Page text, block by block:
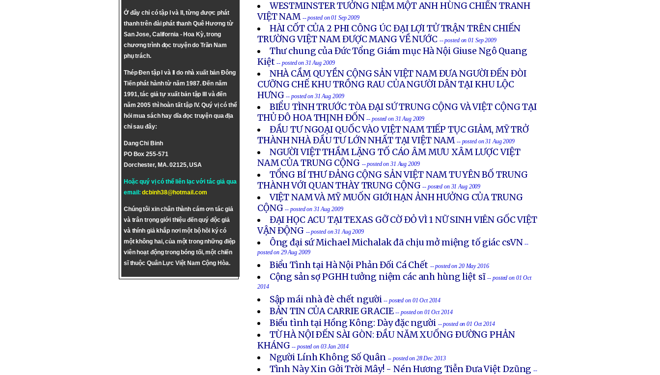
Ở đây chỉ có tập I và II, từng được phát
thanh trên đài phát thanh Quê Hương từ
San Jose, California - Hoa Kỳ, trong
chương trình đọc truyện do Trần Nam
phụ trách.
Thép Đen tập I và II do nhà xuất bản Đông
Tiến phát hành từ năm 1987. Đến năm
1991, tác giả tự xuất bản tập III và đến
năm 2005 thì hoàn tất tập IV. Quý vị có thể
hỏi mua sách hay dĩa đọc truyện qua địa
chỉ sau đây:
Dang Chi Binh
PO Box 255-571
Dorchester, MA. 02125, USA
Hoặc quý vị có thể liên lạc với tác giả qua
email:dcbinh38@hotmail.com
Chúng tôi xin chân thành cám ơn tác giả
và trân trọng giới thiệu đến quý độc giả
và thính giả khắp nơi một bộ hồi ký có
một không hai, của một trong những điệp
viên hoạt động trong bóng tối, một chiến
sĩ thuộc Quân Lực Việt Nam Cộng Hòa.
WESTMINSTER TƯỞNG NIỆM MỘT ANH HÙNG CHIẾN TRANH
VIỆT NAM -- posted on 01 Sep 2009
HÀI CỐT CỦA 2 PHI CÔNG ÚC ĐẠI LỢI TỬ TRẬN TRÊN CHIẾN
TRƯỜNG VIỆT NAM ĐƯỢC MANG VỀ NƯỚC -- posted on 01 Sep 2009
Thư chung của Đức Tổng Giám mục Hà Nội Giuse Ngô Quang
Kiệt -- posted on 31 Aug 2009
NHÀ CẦM QUYỀN CỘNG SẢN VIỆT NAM ĐƯA NGƯỜI ĐẾN ĐÒI
CƯỠNG CHẾ KHU TRỒNG RAU CỦA NGƯỜI DÂN TẠI KHU LỘC
HƯNG -- posted on 31 Aug 2009
BIỂU TÌNH TRƯỚC TÒA ĐẠI SỨ TRUNG CỘNG VÀ VIỆT CỘNG TẠI
THỦ ĐÔ HOA THỊNH ĐỐN -- posted on 31 Aug 2009
ĐẦU TƯ NGOẠI QUỐC VÀO VIỆT NAM TIẾP TỤC GIẢM, MỸ TRỞ
THÀNH NHÀ ĐẦU TƯ LỚN NHẤT TẠI VIỆT NAM -- posted on 31 Aug 2009
NGƯỜI VIỆT THẦM LẶNG TỐ CÁO ÂM MƯU XÂM LƯỢC VIỆT
NAM CỦA TRUNG CỘNG -- posted on 31 Aug 2009
TỔNG BÍ THƯ ĐẢNG CỘNG SẢN VIỆT NAM TUYÊN BỐ TRUNG
THÀNH VỚI QUAN THÀY TRUNG CỘNG -- posted on 31 Aug 2009
VIỆT NAM VÀ MỸ MUỐN GIỚI HẠN ẢNH HƯỞNG CỦA TRUNG
CỘNG -- posted on 31 Aug 2009
ĐẠI HỌC ACU TẠI TEXAS GỠ CỜ ĐỎ VÌ 1 NỮ SINH VIÊN GỐC VIỆT
VẬN ĐỘNG -- posted on 31 Aug 2009
Ông đại sứ Michael Michalak đã chịu mở miệng tố giác csVN --
posted on 29 Aug 2009
Biểu Tình tại Hà Nội Phản Đối Cá Chết -- posted on 20 May 2016
Cộng sản sợ PGHH tưởng niệm các anh hùng liệt sĩ -- posted on 01 Oct
2014
Sập mái nhà đè chết người -- posted on 01 Oct 2014
BẢN TIN CỦA CARRIE GRACIE-- posted on 01 Oct 2014
Biểu tình tại Hồng Kông: Dày đặc người -- posted on 01 Oct 2014
TỪ HÀ NỘI ÐẾN SÀI GÒN: ÐẦU NĂM XUỐNG ÐƯỜNG PHẢN
KHÁNG-- posted on 03 Jan 2014
Người Lính Không Số Quân -- posted on 28 Dec 2013
Tình Này Xin Gởi Trời Mây! - Nén Hương Tiễn Ðưa Việt Dzũng --